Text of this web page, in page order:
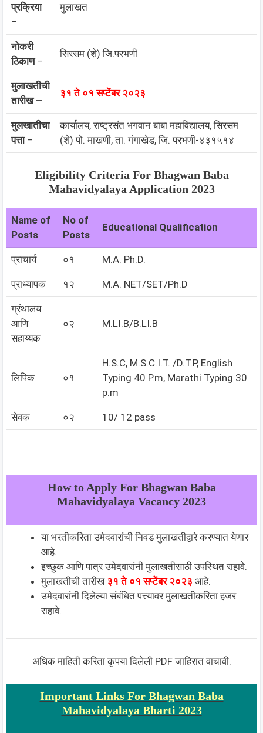
प्रक्रिया
–
मुलाखत
नोकरी
ठिकाण–
सिरसम (शे) जि.परभणी
मुलाखतीची
तारीख –
३१ ते ०१ सप्टेंबर २०२३
मुलखातीचा
पत्ता–
कार्यालय, राष्ट्रसंत भगवान बाबा महाविद्यालय, सिरसम
(शे) पो. माखणी, ता. गंगाखेड, जि. परभणी-४३१५१४
Eligibility Criteria For Bhagwan Baba
Mahavidyalaya Application 2023
Name of
Posts
No of
Posts
Educational Qualification
प्राचार्य ०१ M.A. Ph.D.
प्राध्यापक १२ M.A. NET/SET/Ph.D
ग्रंथालय
आणि
सहाय्यक
०२ M.LI.B/B.LI.B
लिपिक ०१
H.S.C, M.S.C.I.T. /D.T.P, English
Typing 40 P.m, Marathi Typing 30
p.m
सेवक ०२ 10/ 12 pass
How to Apply For Bhagwan Baba
Mahavidyalaya Vacancy 2023
या भरतीकरिता उमेदवारांची निवड मुलाखतीद्वारे करण्यात येणार
आहे.
इच्छुक आणि पात्र उमेदवारांनी मुलाखतीसाठी उपस्थित राहावे.
मुलाखतीची तारीख ३१ ते ०१ सप्टेंबर २०२३ आहे.
उमेदवारांनी दिलेल्या संबंधित पत्त्यावर मुलाखतीकरिता हजर
राहावे.
अधिक माहिती करिता कृपया दिलेली PDF जाहिरात वाचावी.
Important Links For Bhagwan Baba
Mahavidyalaya Bharti 2023